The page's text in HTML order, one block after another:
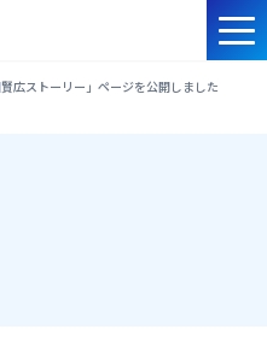
賢広ストーリー」ページを公開しました